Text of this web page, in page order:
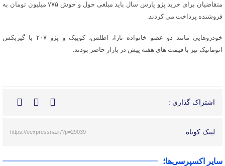
متقاضیان برای خرید پژو پارس سال باید مبلغی حول و حوش ۷۷۵ میلیون تومان به
فروشنده پرداخت می کردند.
خودروهایی مانند دو عضو خانواده تارا، اطلس، کوییک و پژو ۲۰۷ با گیربکس
اتوماتیک نیز با قیمت های هفته پیش در بازار حاضر بودند.
اشتراک گذاری :
لینک کوتاه : https://eexpressna.ir/?p=29039
سایر اکسپرسی‌ها؛